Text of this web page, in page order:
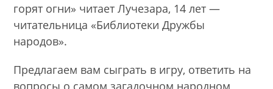
горят огни» читает Лучезара, 14 лет —
читательница «Библиотеки Дружбы
народов».
Предлагаем вам сыграть в игру, ответить на
вопросы о самом загадочном народном